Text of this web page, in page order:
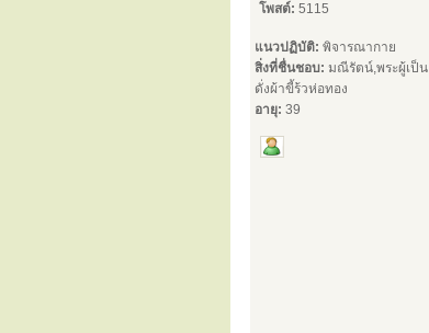
โพสต์: 5115
แนวปฏิบัติ: พิจารณากาย
สิ่งที่ชื่นชอบ: มณีรัตน์,พระผู้เป็น
ดั่งผ้าขี้ร้วห่อทอง
อายุ: 39